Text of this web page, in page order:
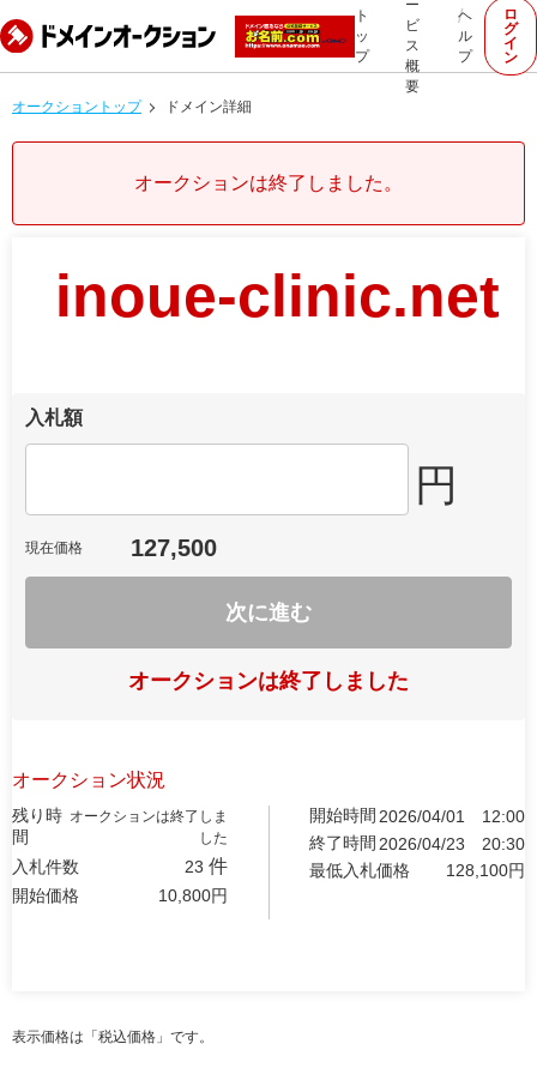
ト
ッ
プ
ー
ビ
ス
概
要
ヘ
ル
プ
ロ
グ
イ
ン
オークショントップ ドメイン詳細
オークションは終了しました。
inoue-clinic.net
入札額
円
現在価格 127,500
次に進む
オークションは終了しました
オークション状況
残り時
間
オークションは終了しま
した
入札件数 23 件
開始価格 10,800円
開始時間 2026/04/01
12:00
終了時間 2026/04/23
20:30
最低入札価格
128,100円
表示価格は「税込価格」です。